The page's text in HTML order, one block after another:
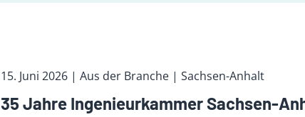
15. Juni 2026 | Aus der Branche | Sachsen-Anhalt
35 Jahre Ingenieurkammer Sachsen-